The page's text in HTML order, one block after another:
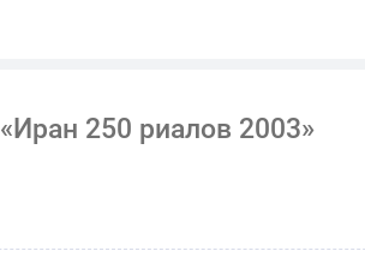
«Иран 250 риалов 2003»